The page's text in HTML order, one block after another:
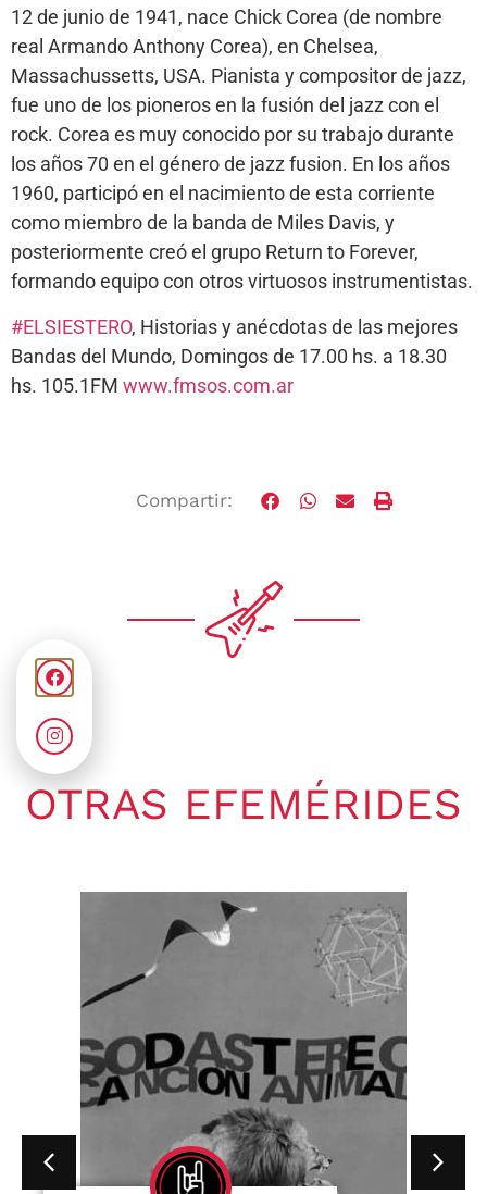
12 de junio de 1941, nace Chick Corea (de nombre
real Armando Anthony Corea), en Chelsea,
Massachussetts, USA. Pianista y compositor de jazz,
fue uno de los pioneros en la fusión del jazz con el
rock. Corea es muy conocido por su trabajo durante
los años 70 en el género de jazz fusion. En los años
1960, participó en el nacimiento de esta corriente
como miembro de la banda de Miles Davis, y
posteriormente creó el grupo Return to Forever,
formando equipo con otros virtuosos instrumentistas.
#ELSIESTERO, Historias y anécdotas de las mejores
Bandas del Mundo, Domingos de 17.00 hs. a 18.30
hs. 105.1FM www.fmsos.com.ar
Compartir:
OTRAS EFEMÉRIDES